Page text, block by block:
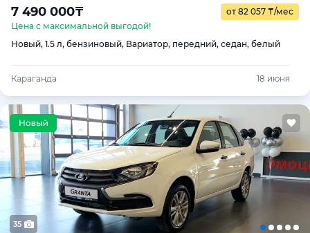
7 490 000₸ от 82 057 ₸/мес
Цена с максимальной выгодой!
Новый, 1.5 л, бензиновый, Вариатор, передний, седан, белый
Караганда 18 июня
35